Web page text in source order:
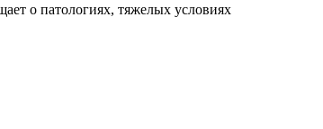
о патологиях, тяжелых условиях